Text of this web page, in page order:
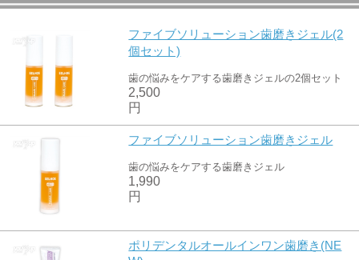
ファイブソリューション歯磨きジェル(2
個セット)
歯の悩みをケアする歯磨きジェルの2個セット
2,500
円
ファイブソリューション歯磨きジェル
歯の悩みをケアする歯磨きジェル
1,990
円
ポリデンタルオールインワン歯磨き(NE